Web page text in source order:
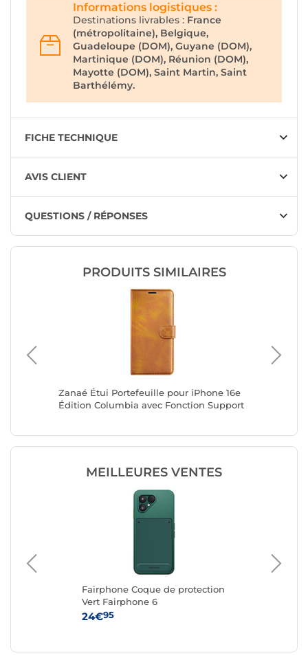
Informations logistiques :
Destinations livrables : France
(métropolitaine), Belgique,
Guadeloupe (DOM), Guyane (DOM),
Martinique (DOM), Réunion (DOM),
Mayotte (DOM), Saint Martin, Saint
Barthélémy.
FICHE TECHNIQUE
AVIS CLIENT
QUESTIONS / RÉPONSES
PRODUITS SIMILAIRES
Zanaé Étui Portefeuille pour iPhone 16e
Édition Columbia avec Fonction Support
MEILLEURES VENTES
Fairphone Coque de protection
Vert Fairphone 6
24€95